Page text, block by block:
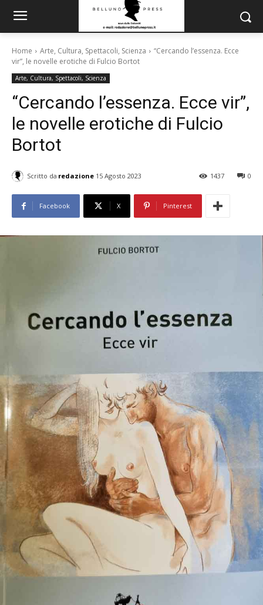
Home Arte, Cultura, Spettacoli, Scienza
“Cercando l’essenza. Ecce
vir”, le novelle erotiche di Fulcio Bortot
Arte, Cultura, Spettacoli, Scienza
“Cercando l’essenza. Ecce vir”,
le novelle erotiche di Fulcio
Bortot
Scritto da redazione 15 Agosto 2023 0
1437
Facebook X Pinterest